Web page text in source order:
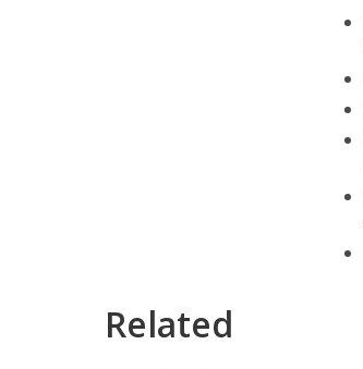
Related